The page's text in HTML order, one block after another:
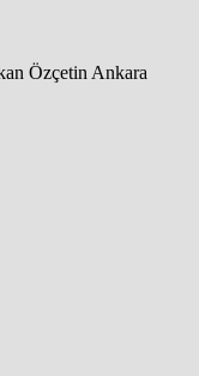
Özçetin Ankara